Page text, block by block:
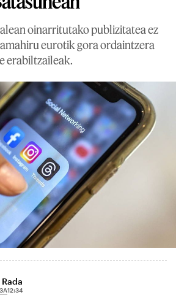
oinarritutako publizitatea ez
eurotik gora ordaintzera
erabiltzaileak.
12:34